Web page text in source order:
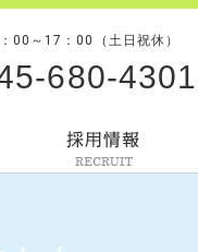
00～17：00（土日祝休）
680-4301